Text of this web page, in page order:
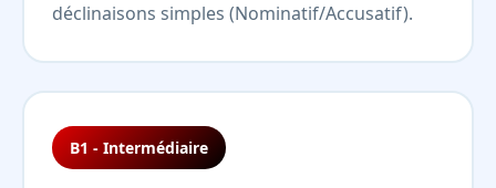
déclinaisons simples (Nominatif/Accusatif).
B1 - Intermédiaire